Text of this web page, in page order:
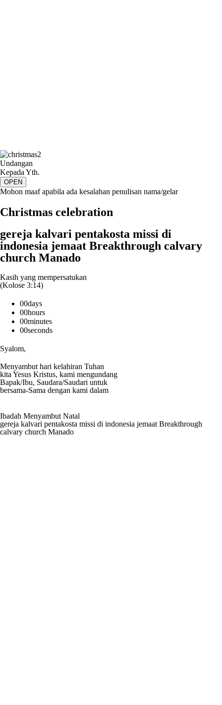
Undangan
Kepada Yth.
OPEN
Mohon maaf apabila ada kesalahan penulisan nama/gelar
Christmas celebration
gereja kalvari pentakosta missi di
indonesia jemaat Breakthrough calvary
church Manado
Kasih yang mempersatukan
(Kolose 3:14)
00days
00hours
00minutes
00seconds
Syalom,
Menyambut hari kelahiran Tuhan
kita Yesus Kristus, kami mengundang
Bapak/Ibu, Saudara/Saudari untuk
bersama-Sama dengan kami dalam
Ibadah Menyambut Natal
gereja kalvari pentakosta missi di indonesia jemaat Breakthrough
calvary church Manado